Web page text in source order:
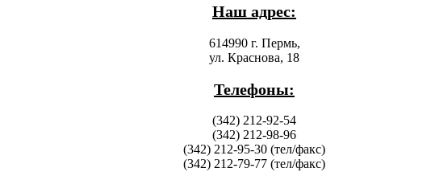
Наш адрес:
614990 г. Пермь,
ул. Краснова, 18
Телефоны:
(342) 212-92-54
(342) 212-98-96
(342) 212-95-30 (тел/факс)
(342) 212-79-77 (тел/факс)